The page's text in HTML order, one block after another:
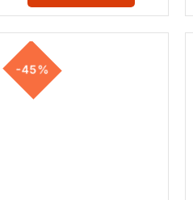
-45%